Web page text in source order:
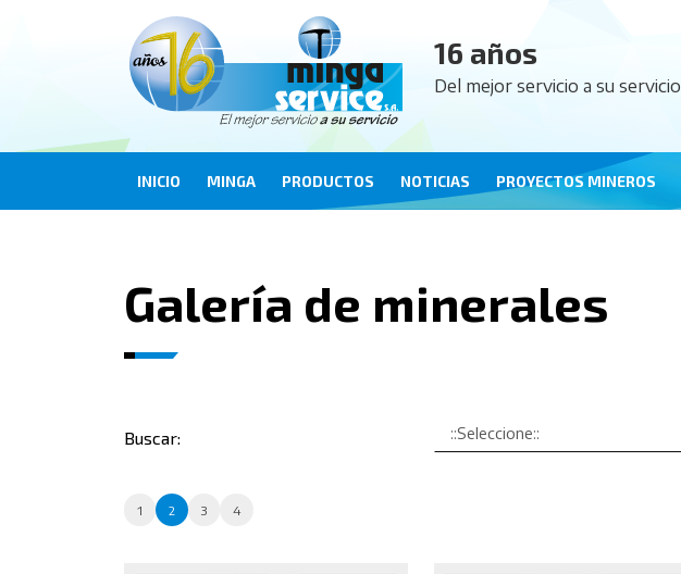
16 años
Del mejor servicio a su servicio
INICIO MINGA PRODUCTOS NOTICIAS PROYECTOS MINEROS
Galería de minerales
Buscar:
1 2 3 4